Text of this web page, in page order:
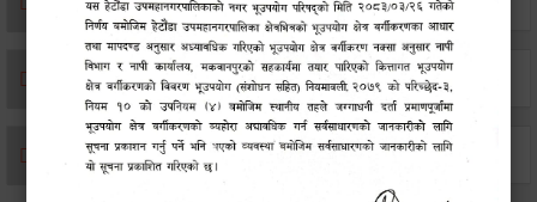
सम्बन्ध विच्छेद दर्ता
बसाइ-सराई जाने/आउने दर्ता